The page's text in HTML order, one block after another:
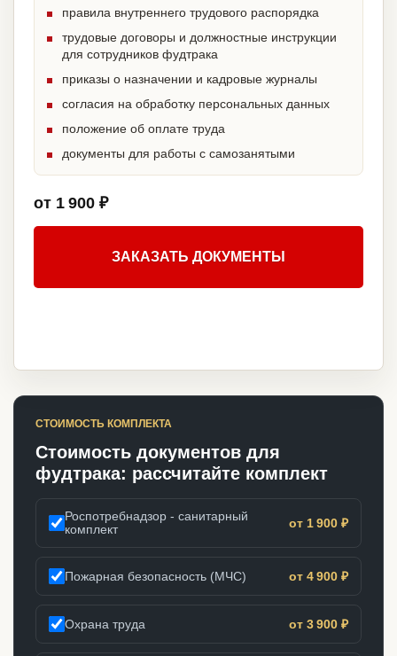
правила внутреннего трудового распорядка
трудовые договоры и должностные инструкции
для сотрудников фудтрака
приказы о назначении и кадровые журналы
согласия на обработку персональных данных
положение об оплате труда
документы для работы с самозанятыми
от 1 900 ₽
ЗАКАЗАТЬ ДОКУМЕНТЫ
СТОИМОСТЬ КОМПЛЕКТА
Стоимость документов для
фудтрака: рассчитайте комплект
Роспотребнадзор - санитарный
комплект
от 1 900 ₽
Пожарная безопасность (МЧС) от 4 900 ₽
Охрана труда от 3 900 ₽